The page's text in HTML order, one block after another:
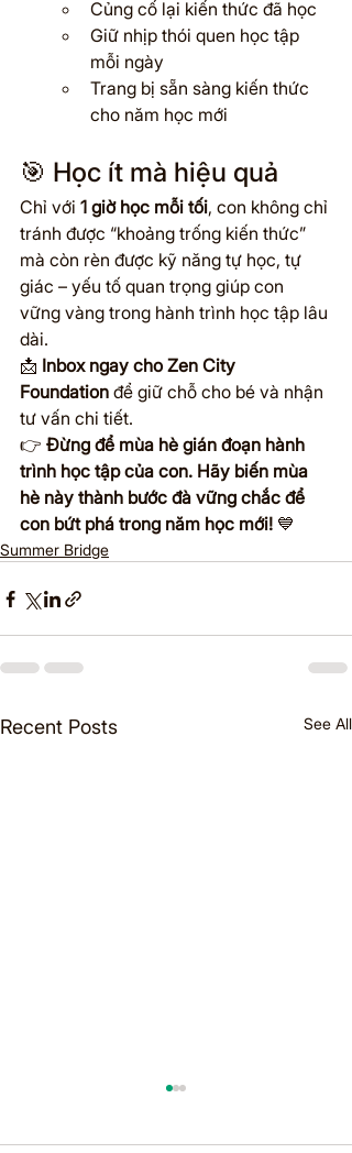
Củng cố lại kiến thức đã học
Giữ nhịp thói quen học tập
mỗi ngày
Trang bị sẵn sàng kiến thức
cho năm học mới
🎯 Học ít mà hiệu quả
Chỉ với 1 giờ học mỗi tối, con không chỉ
tránh được “khoảng trống kiến thức”
mà còn rèn được kỹ năng tự học, tự
giác – yếu tố quan trọng giúp con
vững vàng trong hành trình học tập lâu
dài.
📩 Inbox ngay cho Zen City
Foundation để giữ chỗ cho bé và nhận
tư vấn chi tiết.
👉 Đừng để mùa hè gián đoạn hành
trình học tập của con. Hãy biến mùa
hè này thành bước đà vững chắc để
con bứt phá trong năm học mới! 💙
Summer Bridge
Recent Posts See All